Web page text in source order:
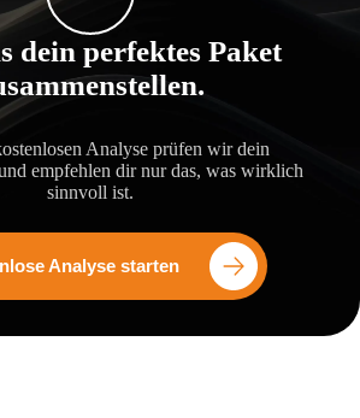
dein perfektes Paket
Analyse prüfen wir dein
empfehlen dir nur das, was wirklich
sinnvoll ist.
Analyse starten